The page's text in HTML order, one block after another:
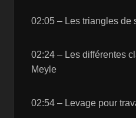
02:05 – Les triangles de
02:24 – Les différentes
Meyle
02:54 – Levage pour